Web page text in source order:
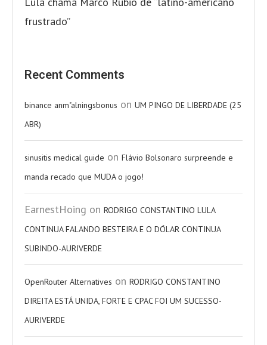
frustrado”
Recent Comments
binance anm"alningsbonus on UM PINGO DE LIBERDADE (25
ABR)
sinusitis medical guide on Flávio Bolsonaro surpreende e
manda recado que MUDA o jogo!
EarnestHoing on RODRIGO CONSTANTINO LULA
CONTINUA FALANDO BESTEIRA E O DÓLAR CONTINUA
SUBINDO-AURIVERDE
OpenRouter Alternatives on RODRIGO CONSTANTINO
DIREITA ESTÁ UNIDA, FORTE E CPAC FOI UM SUCESSO-
AURIVERDE